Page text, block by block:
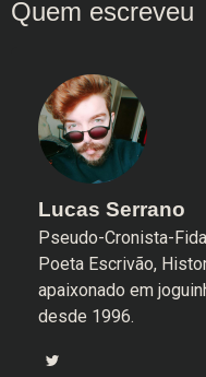
Lucas Serrano
Pseudo-Cronista-
Poeta Escrivão,
apaixonado em
desde 1996.